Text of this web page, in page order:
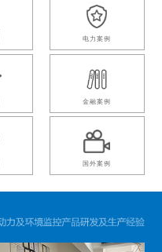
电力案例
金融案例
国外案例